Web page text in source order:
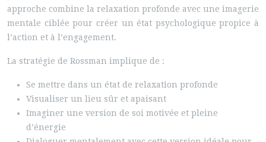
approche combine la relaxation profonde avec une imagerie
mentale ciblée pour créer un état psychologique propice à
l’action et à l’engagement.
La stratégie de Rossman implique de :
Se mettre dans un état de relaxation profonde
Visualiser un lieu sûr et apaisant
Imaginer une version de soi motivée et pleine
d’énergie